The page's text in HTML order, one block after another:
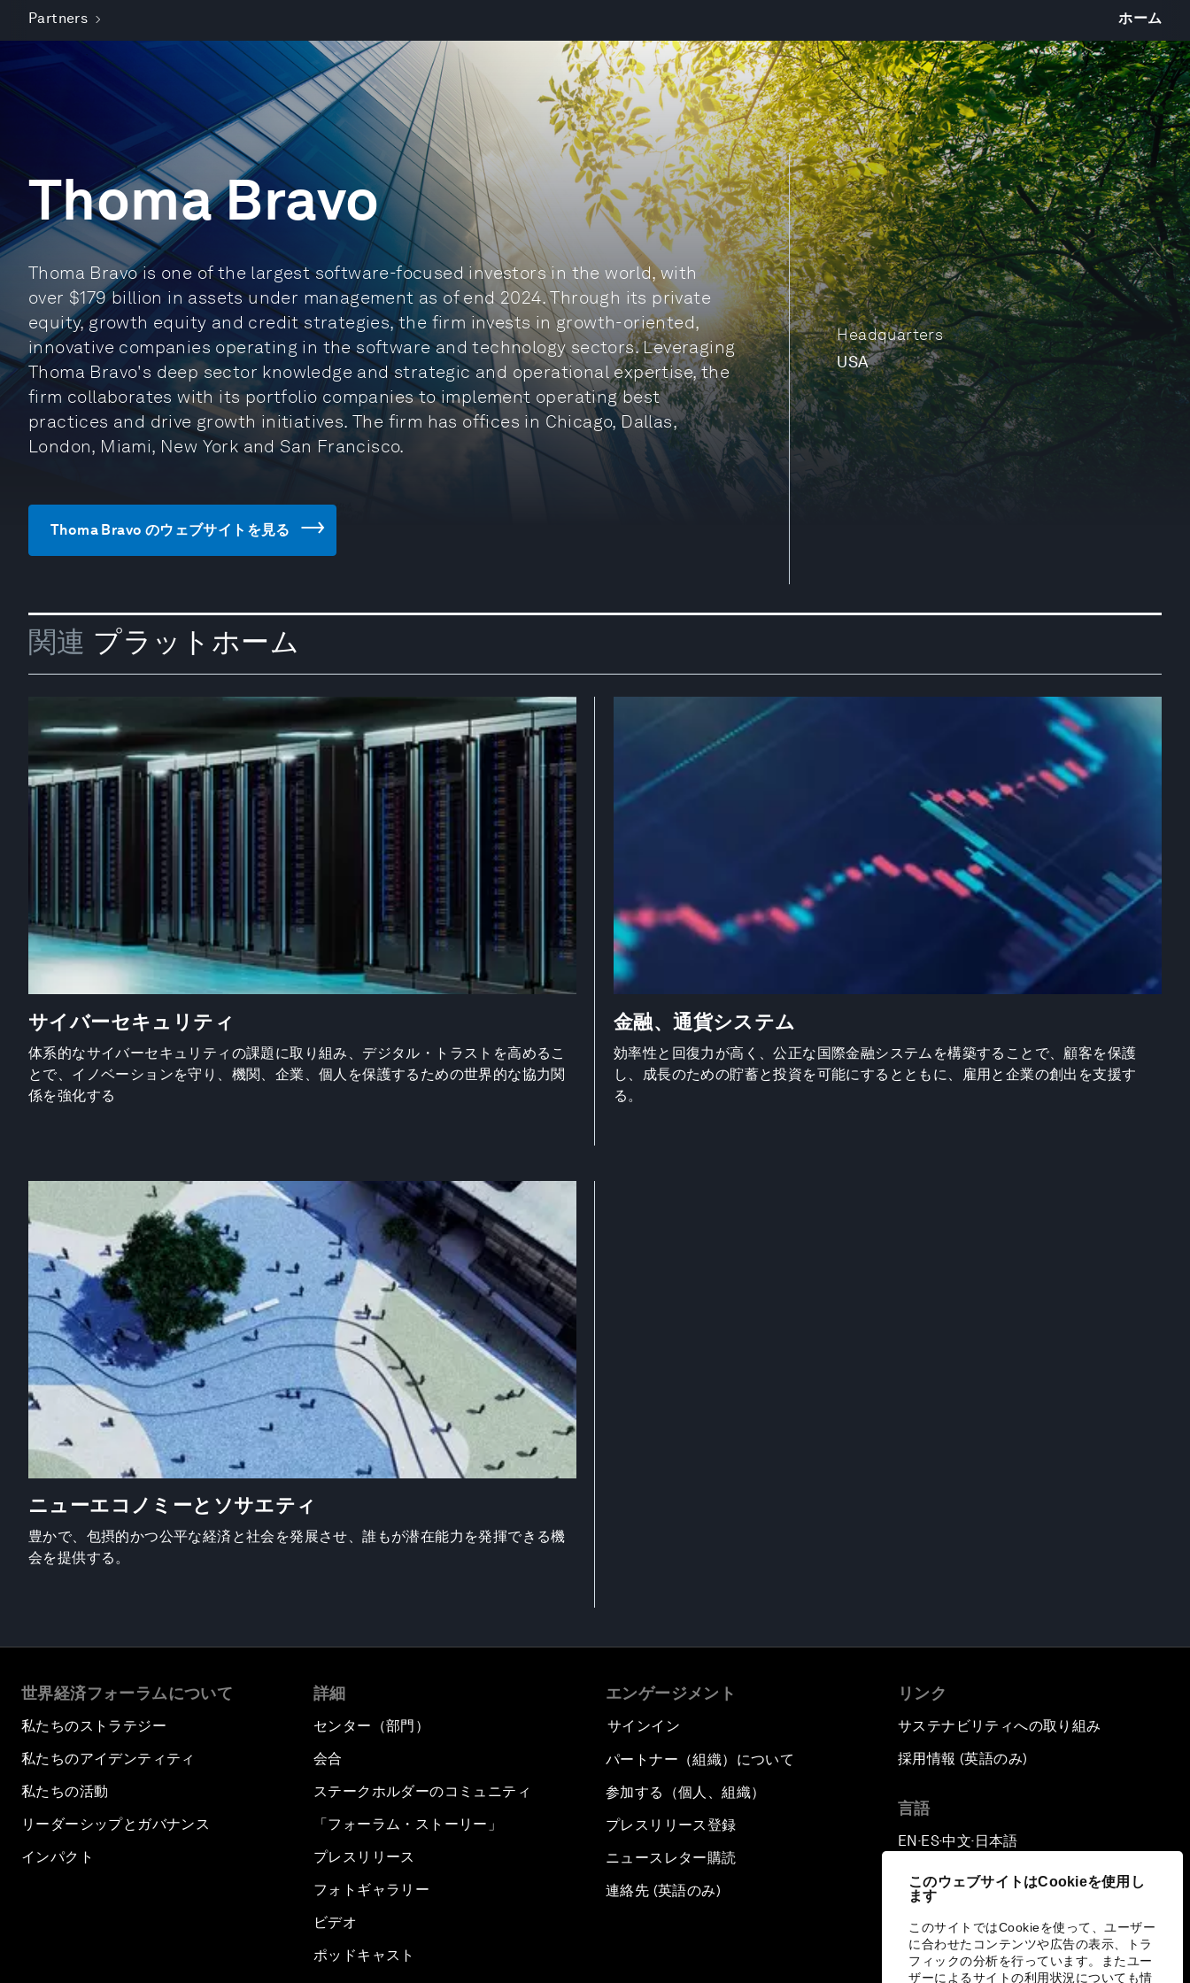
このウェブサイトはCookieを使用し
ます
このサイトではCookieを使って、ユーザー
に合わせたコンテンツや広告の表示、トラ
フィックの分析を行っています。またユー
ザーによるサイトの利用状況についても情
Partners ホーム
Headquarters
USA
Thoma Bravo
Thoma Bravo is one of the largest software-focused investors in the world, with
over $179 billion in assets under management as of end 2024. Through its private
equity, growth equity and credit strategies, the firm invests in growth-oriented,
innovative companies operating in the software and technology sectors. Leveraging
Thoma Bravo's deep sector knowledge and strategic and operational expertise, the
firm collaborates with its portfolio companies to implement operating best
practices and drive growth initiatives. The firm has offices in Chicago, Dallas,
London, Miami, New York and San Francisco.
Thoma Bravo のウェブサイトを見る
関連 プラットホーム
サイバーセキュリティ
体系的なサイバーセキュリティの課題に取り組み、デジタル・トラストを高めるこ
とで、イノベーションを守り、機関、企業、個人を保護するための世界的な協力関
係を強化する
金融、通貨システム
効率性と回復力が高く、公正な国際金融システムを構築することで、顧客を保護
し、成長のための貯蓄と投資を可能にするとともに、雇用と企業の創出を支援す
る。
ニューエコノミーとソサエティ
豊かで、包摂的かつ公平な経済と社会を発展させ、誰もが潜在能力を発揮できる機
会を提供する。
世界経済フォーラムについて
私たちのストラテジー
私たちのアイデンティティ
私たちの活動
リーダーシップとガバナンス
インパクト
詳細
センター（部門）
会合
ステークホルダーのコミュニティ
「フォーラム・ストーリー」
プレスリリース
フォトギャラリー
ビデオ
ポッドキャスト
エンゲージメント
サインイン
パートナー（組織）について
参加する（個人、組織）
プレスリリース登録
ニュースレター購読
連絡先 (英語のみ)
リンク
サステナビリティへの取り組み
採用情報 (英語のみ)
言語
EN ▪ES▪中文▪ 日本語